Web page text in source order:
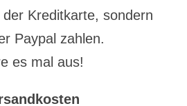
Kreditkarte, sondern
Paypal zahlen.
es mal aus!